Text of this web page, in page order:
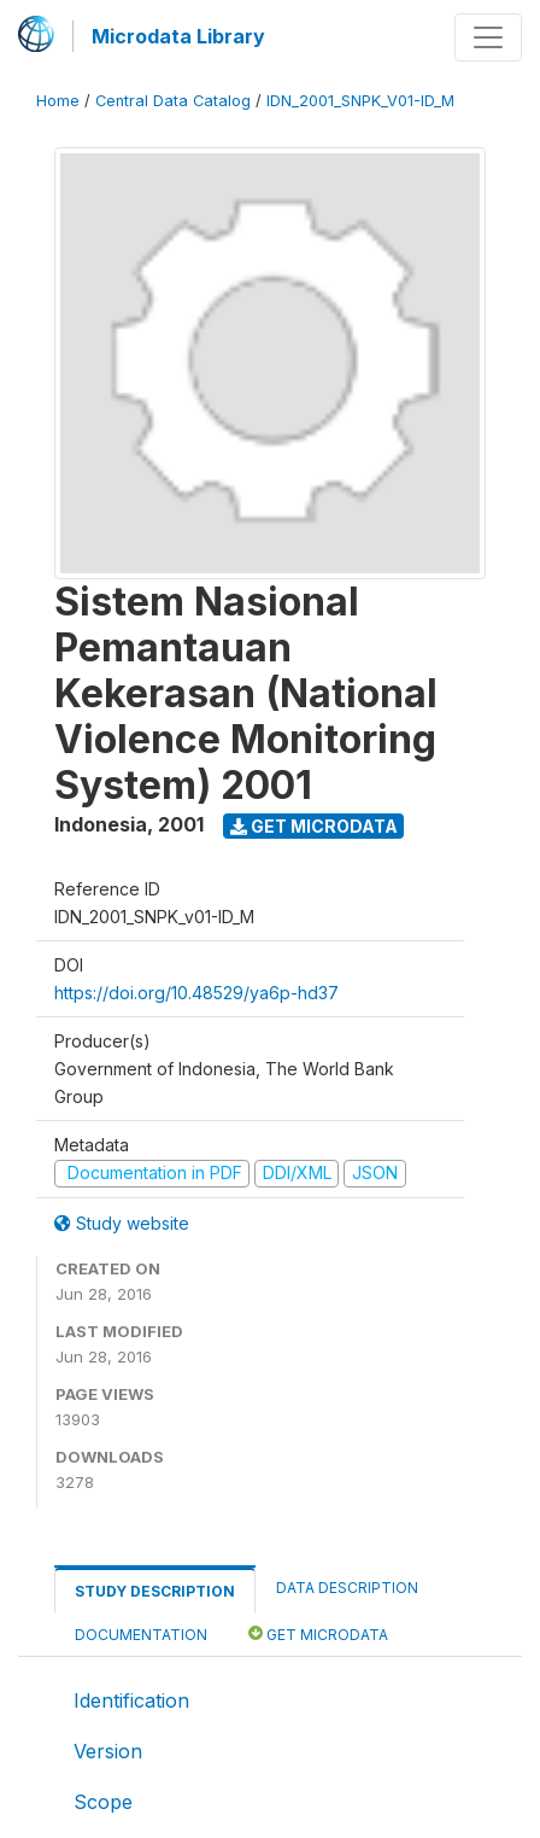
Microdata Library
Home / Central Data Catalog / IDN_2001_SNPK_V01-ID_M
Sistem Nasional
Pemantauan
Kekerasan (National
Violence Monitoring
System) 2001
Indonesia, 2001 GET MICRODATA
Reference ID
IDN_2001_SNPK_v01-ID_M
DOI
https://doi.org/10.48529/ya6p-hd37
Producer(s)
Government of Indonesia, The World Bank
Group
Metadata
Documentation in PDF
DDI/XML JSON
Study website
CREATED ON
Jun 28, 2016
LAST MODIFIED
Jun 28, 2016
PAGE VIEWS
13903
DOWNLOADS
3278
STUDY DESCRIPTION DATA DESCRIPTION
DOCUMENTATION GET MICRODATA
Identification
Version
Scope